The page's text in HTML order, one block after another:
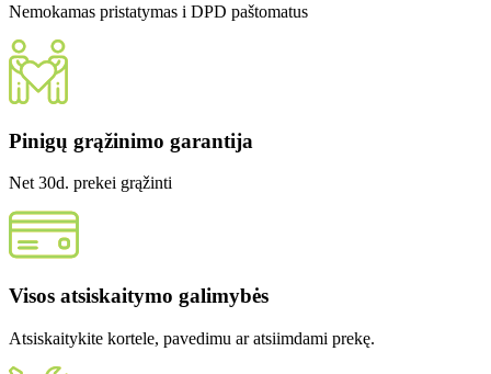
Nemokamas pristatymas i DPD paštomatus
Pinigų grąžinimo garantija
Net 30d. prekei grąžinti
Visos atsiskaitymo galimybės
Atsiskaitykite kortele, pavedimu ar atsiimdami prekę.